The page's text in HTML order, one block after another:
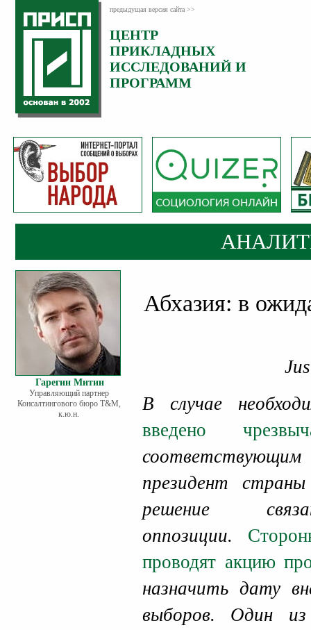
предыдущая версия сайта >>
ЦЕНТР
ПРИКЛАДНЫХ
ИССЛЕДОВАНИЙ И
ПРОГРАММ
Гарегин Митин
Управляющий партнер
Консалтингового бюро Т&М,
к.ю.н.
Абхазия: в
В случае
введено
президент
решение
оппозиции.
проводят акцию
назначить дату
выборов. Один из
Категория:
Аналитика